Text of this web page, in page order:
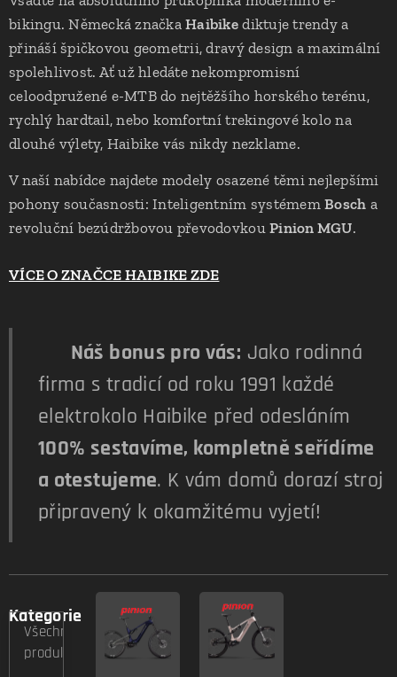
bikingu. Německá značkaHaibike diktuje trendy a
přináší špičkovou geometrii, dravý design a maximální
spolehlivost. Ať už hledáte nekompromisní
celoodpružené e-MTB do nejtěžšího horského terénu,
rychlý hardtail, nebo komfortní trekingové kolo na
dlouhé výlety, Haibike vás nikdy nezklame.
V naší nabídce najdete modely osazené těmi nejlepšími
pohony současnosti: Inteligentním systémemBosch a
revoluční bezúdržbovou převodovkouPinion MGU.
VÍCE O ZNAČCE HAIBIKE ZDE
Náš bonus pro vás: Jako rodinná
firma s tradicí od roku 1991 každé
elektrokolo Haibike před odesláním
100% sestavíme, kompletně seřídíme
a otestujeme. K vám domů dorazí stroj
připravený k okamžitému vyjetí!
Kategorie
Všechny
produkty